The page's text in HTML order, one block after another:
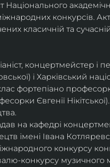
Національного
конкурсів.
класичній та
концертмейстер і
і Харківський
фортепіано
Євгенії
на кафедрі
імені Івана
конкурсу
конкурсу музичного